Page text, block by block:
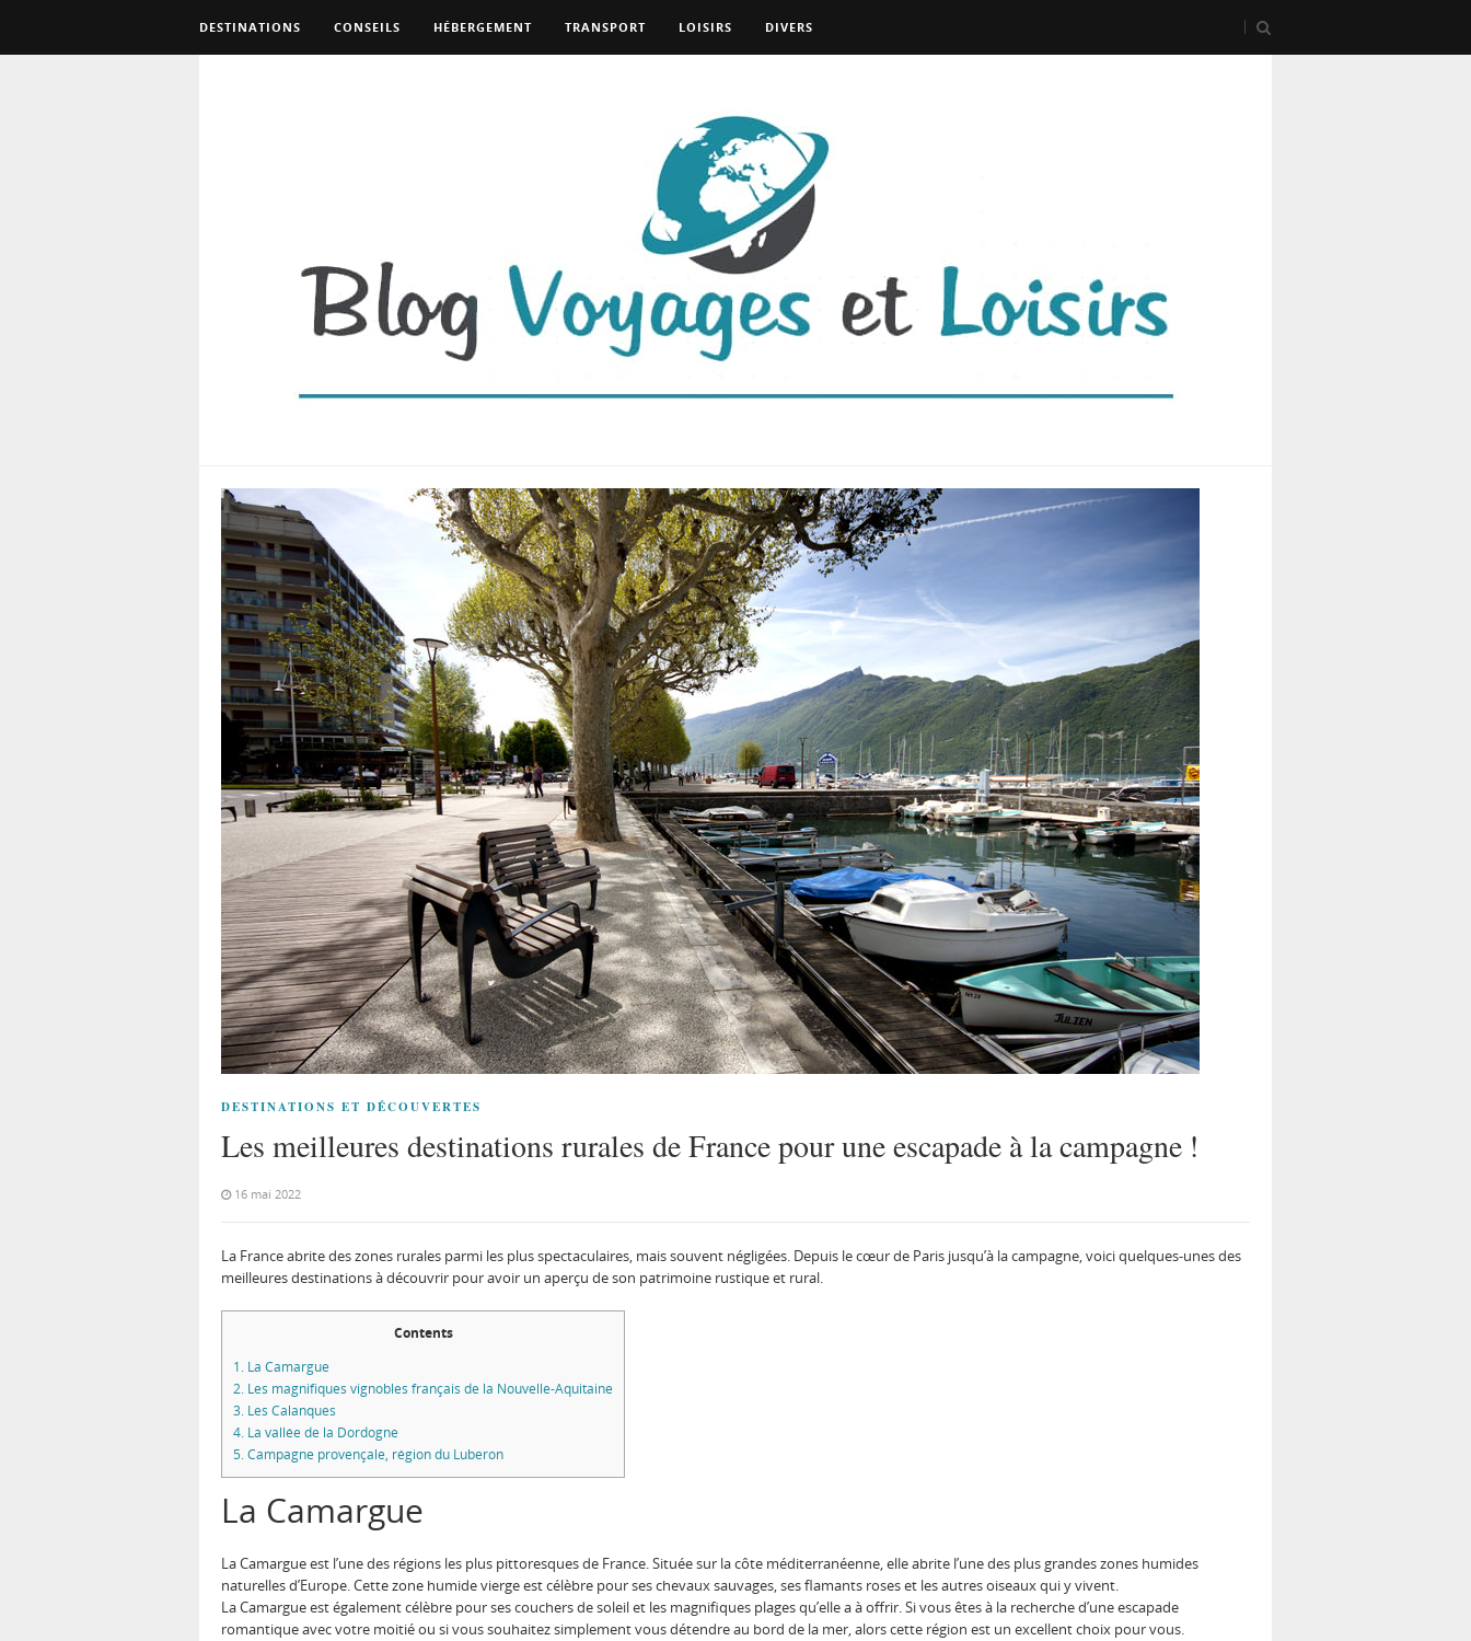
DESTINATIONS CONSEILS HÉBERGEMENT TRANSPORT LOISIRS DIVERS
DESTINATIONS ET DÉCOUVERTES
Les meilleures destinations rurales de France pour une escapade à la campagne !
16 mai 2022
La France abrite des zones rurales parmi les plus spectaculaires, mais souvent négligées. Depuis le cœur de Paris jusqu’à la campagne, voici quelques-unes des
meilleures destinations à découvrir pour avoir un aperçu de son patrimoine rustique et rural.
Contents
1. La Camargue
2. Les magnifiques vignobles français de la Nouvelle-Aquitaine
3. Les Calanques
4. La vallée de la Dordogne
5.Campagne provençale, région du Luberon
La Camargue
La Camargue est l’une des régions les plus pittoresques de France. Située sur la côte méditerranéenne, elle abrite l’une des plus grandes zones humides
naturelles d’Europe. Cette zone humide vierge est célèbre pour ses chevaux sauvages, ses flamants roses et les autres oiseaux qui y vivent.
La Camargue est également célèbre pour ses couchers de soleil et les magnifiques plages qu’elle a à offrir. Si vous êtes à la recherche d’une escapade
romantique avec votre moitié ou si vous souhaitez simplement vous détendre au bord de la mer, alors cette région est un excellent choix pour vous.